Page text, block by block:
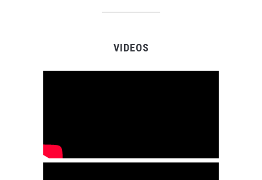
VIDEOS